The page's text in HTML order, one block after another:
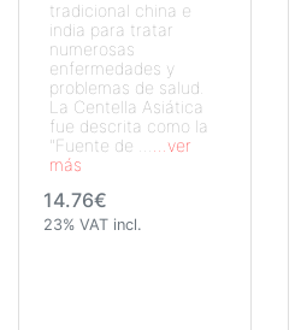
tradicional china e
india para tratar
numerosas
enfermedades y
problemas de salud.
La Centella Asiática
fue descrita como la
"Fuente de ...
...ver
más
14.76€
23% VAT incl.